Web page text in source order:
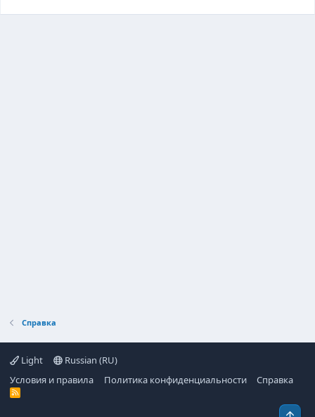
Справка
Light
Russian (RU)
Условия и правила
Политика конфиденциальности Справка
R